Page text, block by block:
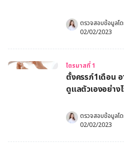
ตรวจสอบข้อมูลโ
02/02/2023
ไตรมาสที่ 1
ตั้งครรภ์1เดือน อ
ดูแลตัวเองอย่าง
ตรวจสอบข้อมูลโ
02/02/2023